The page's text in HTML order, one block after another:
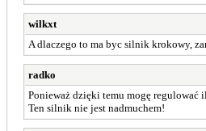
wilkxt
A dlaczego to ma byc silnik krokowy,
radko
Ponieważ dzięki temu mogę regulować
Ten silnik nie jest nadmuchem!